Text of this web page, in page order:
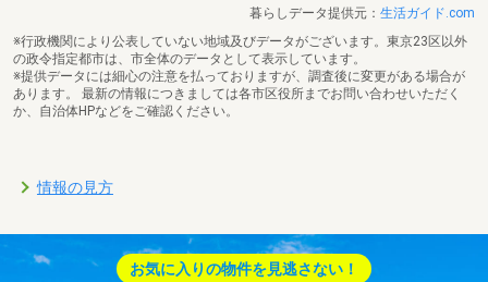
暮らしデータ提供元： 生活ガイド.com
※行政機関により公表していない地域及びデータがございます。東京23区以外
の政令指定都市は、市全体のデータとして表示しています。
※提供データには細心の注意を払っておりますが、調査後に変更がある場合が
あります。 最新の情報につきましては各市区役所までお問い合わせいただく
か、自治体HPなどをご確認ください。
情報の見方
お気に入りの物件を見逃さない！